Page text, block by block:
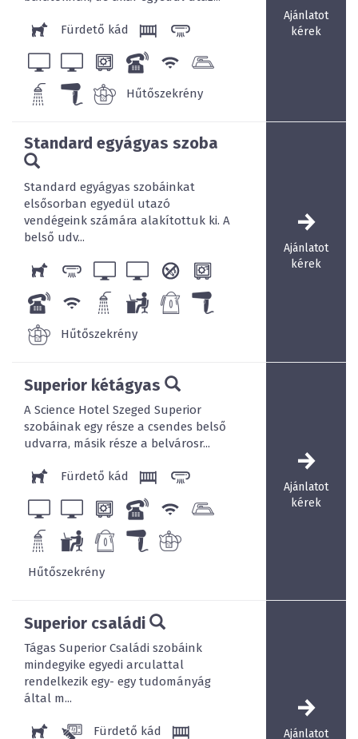
Fürdető kád
Hűtőszekrény
Ajánlatot
kérek
Standard egyágyas szoba
Standard egyágyas szobáinkat
elsősorban egyedül utazó
vendégeink számára alakítottuk ki. A
belső udv...
Hűtőszekrény
Ajánlatot
kérek
Superior kétágyas
A Science Hotel Szeged Superior
szobáinak egy része a csendes belső
udvarra, másik része a belvárosr...
Fürdető kád
Hűtőszekrény
Ajánlatot
kérek
Superior családi
Tágas Superior Családi szobáink
mindegyike egyedi arculattal
rendelkezik egy- egy tudományág
által m...
Fürdető kád
Ajánlatot